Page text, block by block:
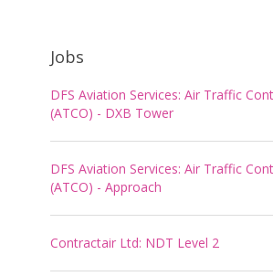
Jobs
DFS Aviation Services: Air Traffic
(ATCO) - DXB Tower
DFS Aviation Services: Air Traffic
(ATCO) - Approach
Contractair Ltd: NDT Level 2